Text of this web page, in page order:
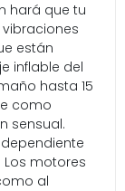
hará que tu
están
inflable del
hasta 15
como
sensual.
motores
al